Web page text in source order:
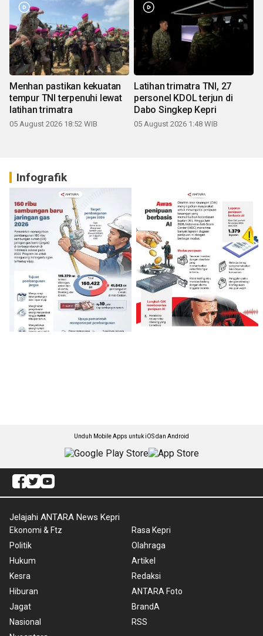
Menhan pastikan kekuatan
tempur TNI terpenuhi lewat
latihan trimatra
05 August 2026 18:52 WIB
Latihan trimatra TNI, 27
personel KDOL terjun di
Dabo Singkep Kepri
05 August 2026 1:48 WIB
Infografik
Unduh Mobile Apps untuk iOS dan Android
Jelajahi ANTARA News Kepri
Ekonomi & Ftz
Politik
Hukum
Kesra
Hiburan
Jagat
Nasional
Rasa Kepri
Olahraga
Artikel
Redaksi
ANTARA Foto
BrandA
RSS